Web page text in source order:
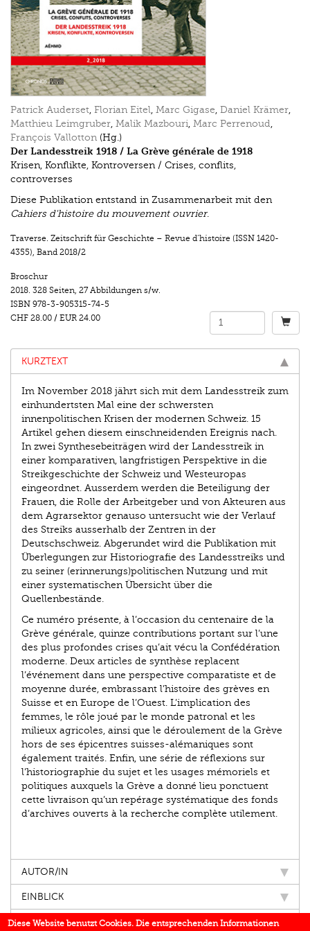
Patrick Auderset Florian Eitel Marc Gigase Daniel Krämer
Matthieu Leimgruber Malik Mazbouri Marc Perrenoud
François Vallotton (Hg.)
Der Landesstreik 1918 / La Grève générale de 1918
Krisen, Konflikte, Kontroversen / Crises, conflits,
controverses
Diese Publikation entstand in Zusammenarbeit mit den
Cahiers d'histoire du ­mouvement ouvrier.
Traverse. Zeitschrift für Geschichte – Revue d’histoire (ISSN 1420-
4355), Band 2018/2
Broschur
2018. 328 Seiten, 27 Abbildungen s/w.
ISBN 978-3-905315-74-5
CHF 28.00 / EUR 24.00
KURZTEXT
Im November 2018 jährt sich mit dem Landes­streik zum
einhundertsten Mal eine der schwersten
innenpolitischen Krisen der modernen Schweiz. 15
Artikel gehen diesem einschneidenden Ereignis nach.
In zwei Synthesebeiträgen wird der Landesstreik in
einer komparativen, langfristigen Perspektive in die
Streikgeschichte der Schweiz und Westeuropas
eingeordnet. Ausserdem werden die Beteiligung der
Frauen, die Rolle der Arbeitgeber und von Akteuren aus
dem Agrarsektor genauso untersucht wie der Verlauf
des Streiks ausserhalb der Zentren in der
Deutschschweiz. Abgerundet wird die Publikation mit
Überlegungen zur Historiografie des Landesstreiks und
zu seiner (erinnerungs)politischen Nutzung und mit
einer systematischen Übersicht über die
Quellenbestände.
Ce numéro présente, à l’occasion du centenaire de la
Grève générale, quinze contributions portant sur l’une
des plus profondes crises qu’ait vécu la Confédération
moderne. Deux articles de synthèse replacent
l’événement dans une perspective comparatiste et de
moyenne durée, embrassant l’histoire des grèves en
Suisse et en Europe de l’Ouest. L’implication des
femmes, le rôle joué par le monde patronal et les
milieux agricoles, ainsi que le déroulement de la Grève
hors de ses épicentres suisses-alémaniques sont
également traités. Enfin, une série de réflexions sur
l’historiographie du sujet et les usages mémoriels et
politiques auxquels la Grève a donné lieu ponctuent
cette livraison qu’un repérage systématique des fonds
d’archives ouverts à la recherche complète utilement.
AUTOR/IN
EINBLICK
IN DEN MEDIEN
Diese Website benutzt Cookies. Die entsprechenden Informationen